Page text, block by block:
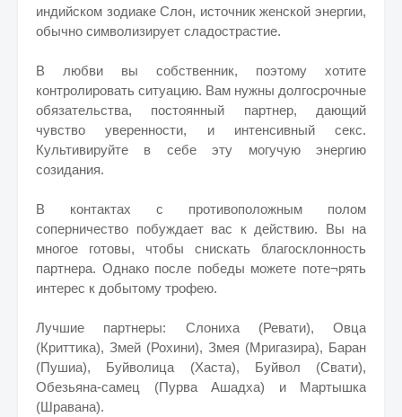
индийском зодиаке Слон, источник женской энергии,
обычно символизирует сладострастие.
В любви вы собственник, поэтому хотите
контролировать ситуацию. Вам нужны долгосрочные
обязательства, постоянный партнер, дающий
чувство уверенности, и интенсивный секс.
Культивируйте в себе эту могучую энергию
созидания.
В контактах с противоположным полом
соперничество побуждает вас к действию. Вы на
многое готовы, чтобы снискать благосклонность
партнера. Однако после победы можете поте¬рять
интерес к добытому трофею.
Лучшие партнеры: Слониха (Ревати), Овца
(Криттика), Змей (Рохини), Змея (Мригазира), Баран
(Пушиа), Буйволица (Хаста), Буйвол (Свати),
Обезьяна-самец (Пурва Ашадха) и Мартышка
(Шравана).